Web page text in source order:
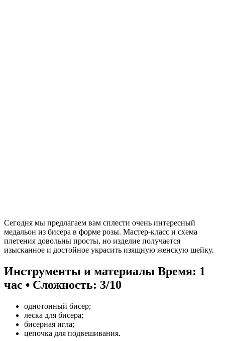
Сегодня мы предлагаем вам сплести очень интересный
медальон из бисера в форме розы. Мастер-класс и схема
плетения довольны просты, но изделие получается
изысканное и достойное украсить изящную женскую шейку.
Инструменты и материалы Время: 1
час • Сложность: 3/10
однотонный бисер;
леска для бисера;
бисерная игла;
цепочка для подвешивания.